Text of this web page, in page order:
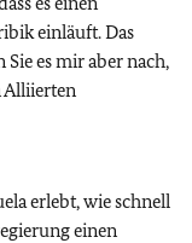
einläuft. Das
es mir aber nach,
Alliierten
erlebt, wie schnell
einen